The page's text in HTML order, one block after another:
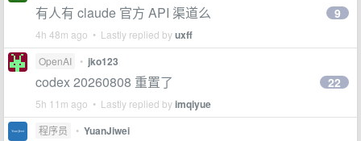
有人有 claude 官方 API 渠道么
4h 48m ago • Lastly replied byuxff
9
OpenAI • jko123
codex 20260808 重置了
5h 11m ago • Lastly replied byimqiyue
22
程序员 • YuanJiwei